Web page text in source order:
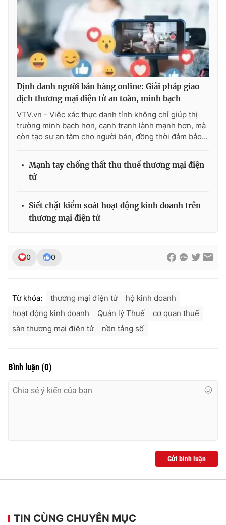
Ðiện thoại Thời báo VTV:
024.66 897 897
Email:
toasoan@vtv.vn
Liên hệ quảng cáo:
024-7300.7108
® Cấm sao chép dưới mọi hình thức nếu không có sự chấp
Định danh người bán hàng online: Giải pháp giao
dịch thương mại điện tử an toàn, minh bạch
VTV.vn - Việc xác thực danh tính không chỉ giúp thị
trường minh bạch hơn, cạnh tranh lành mạnh hơn, mà
còn tạo sự an tâm cho người bán, đồng thời đảm bảo...
Mạnh tay chống thất thu thuế thương mại điện
tử
Siết chặt kiểm soát hoạt động kinh doanh trên
thương mại điện tử
0 0
Từ khóa: thương mại điện tử
hộ kinh doanh
hoạt động kinh doanh
Quản lý Thuế
cơ quan thuế
sàn thương mại điện tử
nền tảng số
Bình luận (0)
Gửi bình luận
TIN CÙNG CHUYÊN MỤC